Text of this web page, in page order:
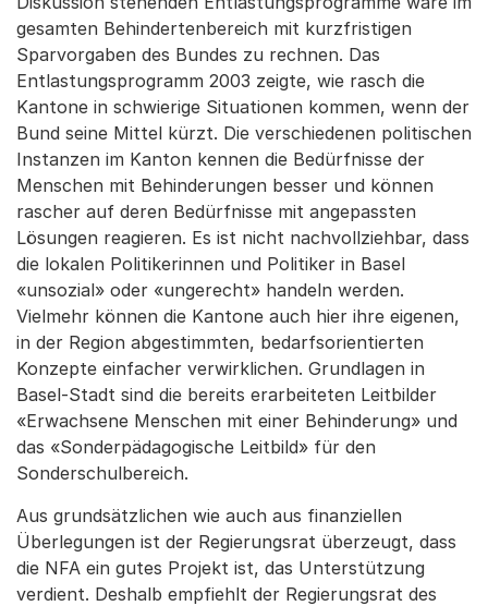
gesamten Behindertenbereich mit kurzfristigen
Sparvorgaben des Bundes zu rechnen. Das
Entlastungsprogramm 2003 zeigte, wie rasch die
Kantone in schwierige Situationen kommen, wenn der
Bund seine Mittel kürzt. Die verschiedenen politischen
Instanzen im Kanton kennen die Bedürfnisse der
Menschen mit Behinderungen besser und können
rascher auf deren Bedürfnisse mit angepassten
Lösungen reagieren. Es ist nicht nachvollziehbar, dass
die lokalen Politikerinnen und Politiker in Basel
«unsozial» oder «ungerecht» handeln werden.
Vielmehr können die Kantone auch hier ihre eigenen,
in der Region abgestimmten, bedarfsorientierten
Konzepte einfacher verwirklichen. Grundlagen in
Basel-Stadt sind die bereits erarbeiteten Leitbilder
«Erwachsene Menschen mit einer Behinderung» und
das «Sonderpädagogische Leitbild» für den
Sonderschulbereich.
Aus grundsätzlichen wie auch aus finanziellen
Überlegungen ist der Regierungsrat überzeugt, dass
die NFA ein gutes Projekt ist, das Unterstützung
verdient. Deshalb empfiehlt der Regierungsrat des